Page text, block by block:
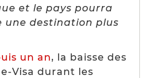
et le pays pourra
une destination plus
un an, la baisse des
Visa durant les